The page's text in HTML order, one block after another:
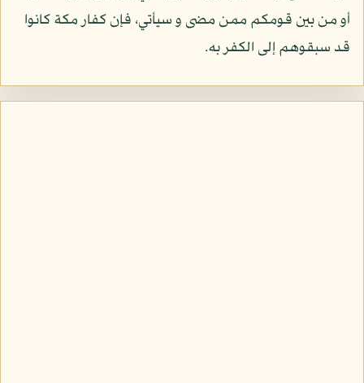
أو من بين قومكم ممن مضى و سيأتي، فإن كفار مكة كانوا
قد سبقوهم إلى الكفر به.